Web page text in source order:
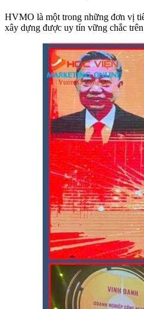
HVMO là một trong những đơn vị
xây dựng được uy tín vững chắc